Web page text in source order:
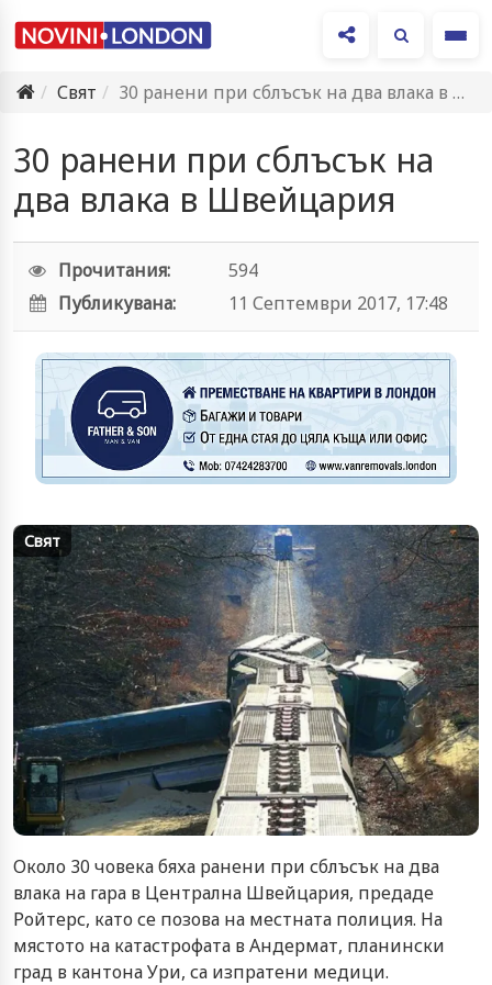
Свят
30 ранени при сблъсък на два влака в Швейцария
30 ранени при сблъсък на
два влака в Швейцария
Прочитания:
594
Публикувана:
11 Септември 2017, 17:48
Свят
Около 30 човека бяха ранени при сблъсък на два
влака на гара в Централна Швейцария, предаде
Ройтерс, като се позова на местната полиция. На
мястото на катастрофата в Андермат, планински
град в кантона Ури, са изпратени медици.